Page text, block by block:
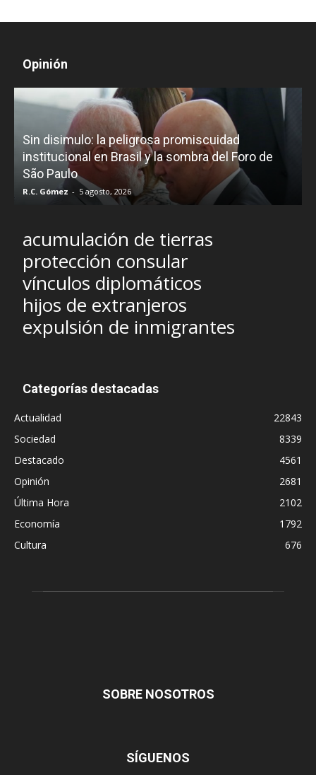
Opinión
Sin disimulo: la peligrosa promiscuidad
institucional en Brasil y la sombra del Foro de
São Paulo
R.C. Gómez - 5 agosto, 2026
acumulación de tierras
protección consular
vínculos diplomáticos
hijos de extranjeros
expulsión de inmigrantes
Categorías destacadas
Actualidad
22843
Sociedad
8339
Destacado
4561
Opinión
2681
Última Hora
2102
Economía
1792
Cultura
676
SOBRE NOSOTROS
SÍGUENOS